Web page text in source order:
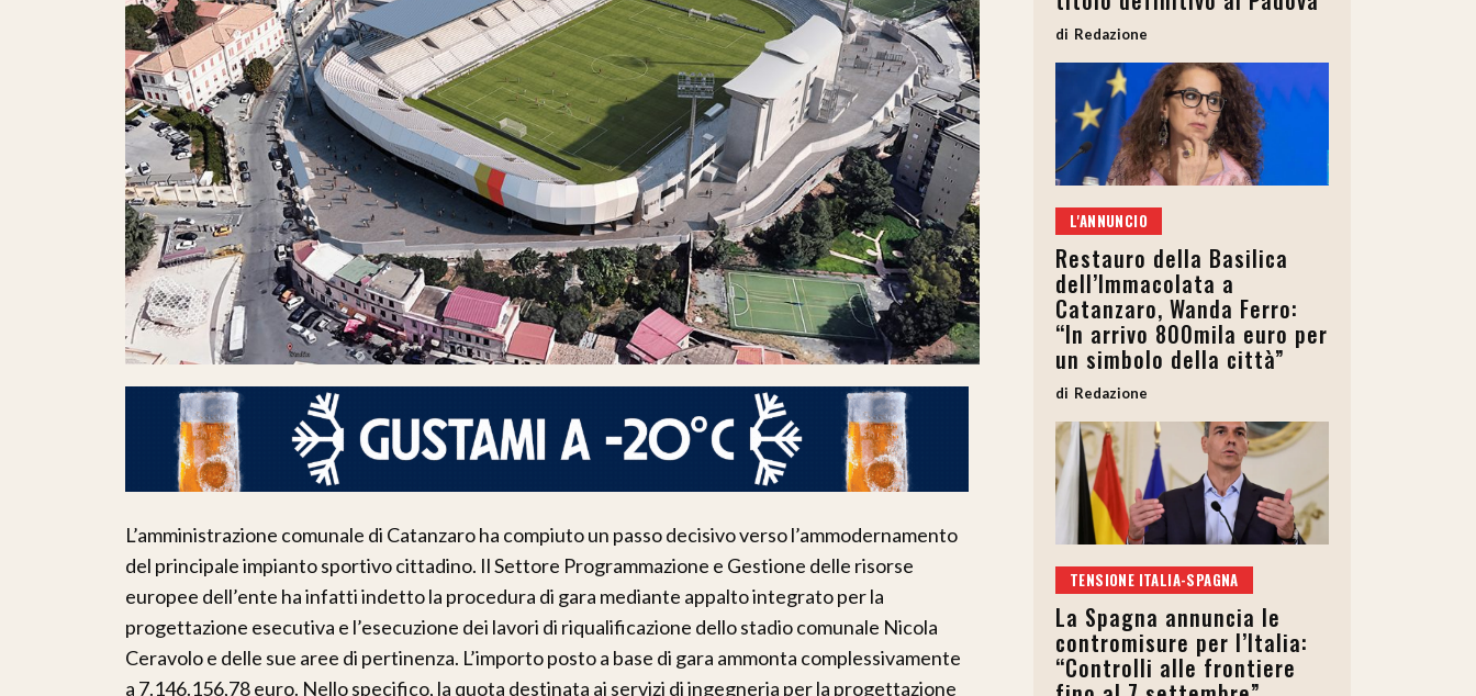
L’amministrazione comunale di Catanzaro ha compiuto un passo decisivo verso l’ammodernamento
del principale impianto sportivo cittadino. Il Settore Programmazione e Gestione delle risorse
europee dell’ente ha infatti indetto la procedura di gara mediante appalto integrato per la
progettazione esecutiva e l’esecuzione dei lavori di riqualificazione dello stadio comunale Nicola
Ceravolo e delle sue aree di pertinenza. L’importo posto a base di gara ammonta complessivamente
a 7.146.156,78 euro. Nello specifico, la quota destinata ai servizi di ingegneria per la progettazione
Redazione
L'ANNUNCIO
Restauro della Basilica
dell’Immacolata a
Catanzaro, Wanda Ferro:
“In arrivo 800mila euro per
un simbolo della città”
Redazione
TENSIONE ITALIA-SPAGNA
La Spagna annuncia le
contromisure per l’Italia:
“Controlli alle frontiere